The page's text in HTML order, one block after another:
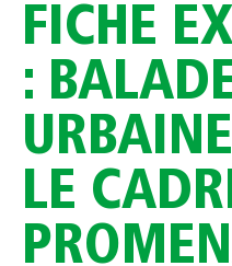
FICHE
:
LE